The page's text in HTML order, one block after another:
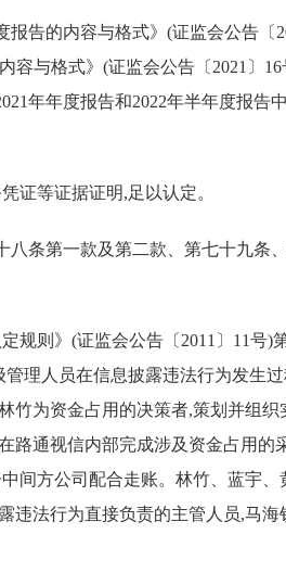
告的内容与格式》(证监会公告〔
与格式》(证监会公告〔2021〕16
年年度报告和2022年半年度报告中
证等证据证明,足以认定。
八条第一款及第二款、第七十九条
规则》(证监会公告〔2011〕11号)
理人员在信息披露违法行为发生
竹为资金占用的决策者,策划并组织
路通视信内部完成涉及资金占用的
间方公司配合走账。林竹、蓝宇、
违法行为直接负责的主管人员,马海